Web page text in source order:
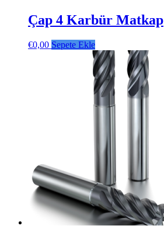
Çap 4 Karbür Matkap
€0,00 Sepete Ekle